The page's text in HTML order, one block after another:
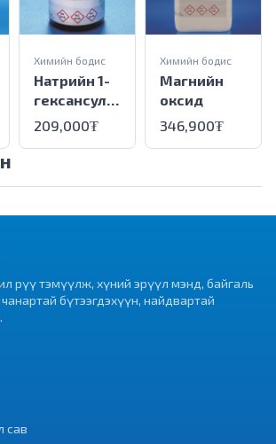
Натрийн 1-
гексансуль
фонат(
Усгүй)
Химийн бодис
209,000₮
Магнийн
оксид
Химийн бодис
346,900₮
рүү тэмүүлж, хүний эрүүл мэнд, байгаль
бүтээгдэхүүн, найдвартай
сав